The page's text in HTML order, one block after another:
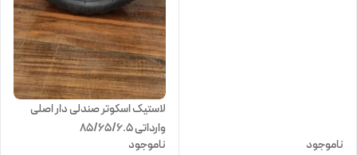
ناموجود
لاستیک اسکوتر صندلی دار اصلی
وارداتی 85/65/6.5
ناموجود